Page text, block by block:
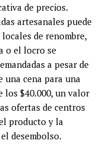
de precios.
artesanales puede
de renombre,
o el locro se
a pesar de
una cena para una
los $40.000, un valor
ofertas de centros
producto y la
desembolso.